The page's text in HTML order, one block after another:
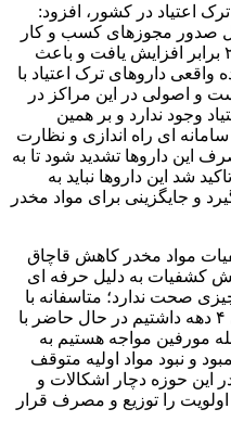
۱۲ هزار مرکز ترک اعتیاد در کشور، افزود:
صدور مجوزهای کسب و کار
یکباره تعداد این مراکز از ۵ هزار به ۲ برابر افزایش یافت و باعث
داروهای ترک اعتیاد با
و اصولی در این مراکز در
وجود ندارد و بر همین
ای راه اندازی و نظارت
این داروها تشدید شود تا به
شد این داروها نباید به
و جایگزینی برای مواد مخدر
مواد مخدر کاهش قاچاق
کشفیات به دلیل حرفه ای
صحت ندارد؛ متاسفانه با
توجه به سیاست های غلطی که طی ۴ دهه داشتیم در حال حاضر با
مورفین مواجه هستیم به
و نبود مواد اولیه متوقف
حوزه دچار اشکالات و
را توزیع و مصرف قرار